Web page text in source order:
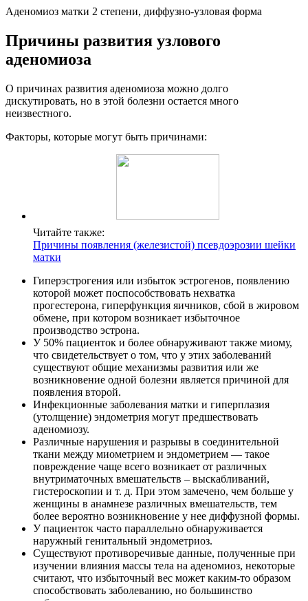
Аденомиоз матки 2 степени, диффузно-узловая форма
Причины развития узлового
аденомиоза
О причинах развития аденомиоза можно долго
дискутировать, но в этой болезни остается много
неизвестного.
Факторы, которые могут быть причинами:
Читайте также:
Причины появления (железистой) псевдоэрозии шейки
матки
Гиперэстрогения или избыток эстрогенов, появлению
которой может поспособствовать нехватка
прогестерона, гиперфункция яичников, сбой в жировом
обмене, при котором возникает избыточное
производство эстрона.
У 50% пациенток и более обнаруживают также миому,
что свидетельствует о том, что у этих заболеваний
существуют общие механизмы развития или же
возникновение одной болезни является причиной для
появления второй.
Инфекционные заболевания матки и гиперплазия
(утолщение) эндометрия могут предшествовать
аденомиозу.
Различные нарушения и разрывы в соединительной
ткани между миометрием и эндометрием — такое
повреждение чаще всего возникает от различных
внутриматочных вмешательств – выскабливаний,
гистероскопии и т. д. При этом замечено, чем больше у
женщины в анамнезе различных вмешательств, тем
более вероятно возникновение у нее диффузной формы.
У пациенток часто параллельно обнаруживается
наружный генитальный эндометриоз.
Существуют противоречивые данные, полученные при
изучении влияния массы тела на аденомиоз, некоторые
считают, что избыточный вес может каким-то образом
способствовать заболеванию, но большинство